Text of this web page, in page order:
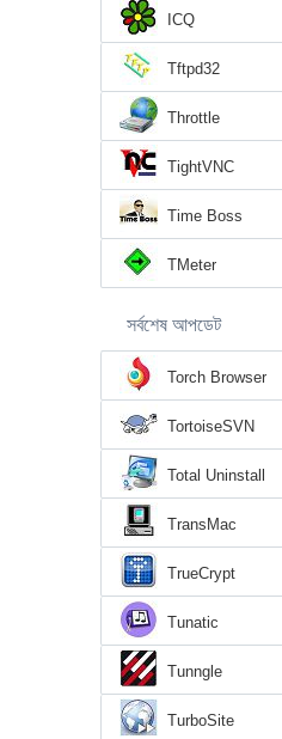
ICQ
Tftpd32
Throttle
TightVNC
Time Boss
TMeter
সর্বশেষ আপডেট
Torch Browser
TortoiseSVN
Total Uninstall
TransMac
TrueCrypt
Tunatic
Tunngle
TurboSite